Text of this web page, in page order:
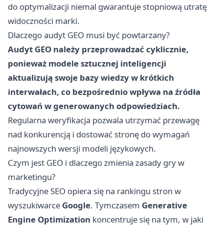
do optymalizacji niemal gwarantuje stopniową utratę
widoczności marki.
Dlaczego audyt GEO musi być powtarzany?
Audyt GEO należy przeprowadzać cyklicznie,
ponieważ modele sztucznej inteligencji
aktualizują swoje bazy wiedzy w krótkich
interwałach, co bezpośrednio wpływa na źródła
cytowań w generowanych odpowiedziach.
Regularna weryfikacja pozwala utrzymać przewagę
nad konkurencją i dostować stronę do wymagań
najnowszych wersji modeli językowych.
Czym jest GEO i dlaczego zmienia zasady gry w
marketingu?
Tradycyjne SEO opiera się na rankingu stron w
wyszukiwarce Google. Tymczasem Generative
Engine Optimization koncentruje się na tym, w jaki